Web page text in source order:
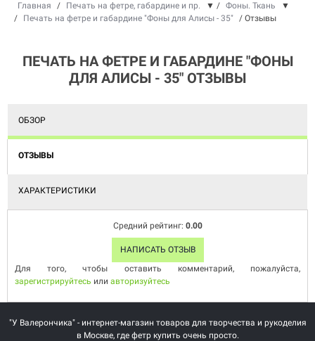
Главная / Печать на фетре, габардине и пр. ▼ / Фоны. Ткань
▼
/
Печать на фетре и габардине "Фоны для Алисы - 35" / Отзывы
ПЕЧАТЬ НА ФЕТРЕ И ГАБАРДИНЕ "ФОНЫ
ДЛЯ АЛИСЫ - 35" ОТЗЫВЫ
ОБЗОР
ОТЗЫВЫ
ХАРАКТЕРИСТИКИ
Средний рейтинг: 0.00
НАПИСАТЬ ОТЗЫВ
Для того, чтобы оставить комментарий, пожалуйста,
зарегистрируйтесь или авторизуйтесь
"У Валерончика" - интернет-магазин товаров для творчества и рукоделия
в Москве, где фетр купить очень просто.